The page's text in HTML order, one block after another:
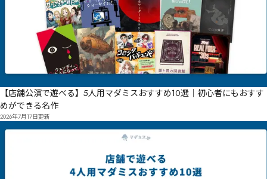
【店舗公演で遊べる】5人用マダミスおすすめ10選｜初心者にもおすす
めができる名作
2026年7月17日更新